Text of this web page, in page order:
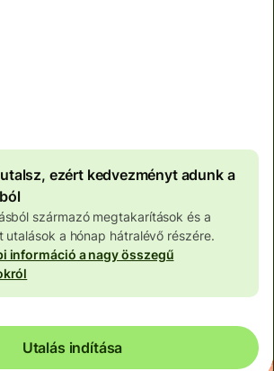
ezért kedvezményt adunk a
származó megtakarítások és a
utalások a hónap hátralévő részére.
információ a nagy összegű
Utalás indítása